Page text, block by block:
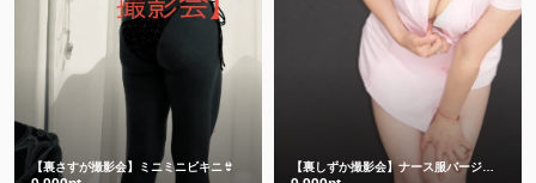
【裏さすが撮影会】ミニミニビキニ👙